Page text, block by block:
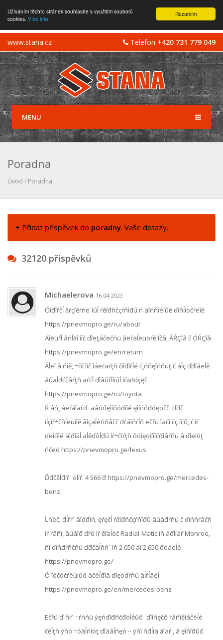
Rozumím
Užíváním těchto stránek souhlasíte s využitím souborů
cookies. Více info
Telefon +420 731 779 049
www.stana.cz
MENU
Poradna
Úvod / Poradna
+ Přidat příspěvek do poradny. Vaše dotazy.
32120 příspěvků
Michaelerova 16.04.2023
Őîđîřčĺ ăŕçîěŕńë˙íűĺ ŕěîđňčçŕňîđű ń äîńňîéíűě ďîňĺíöčŕëîě
https://pnevmopro.ge/ru/about
Áîëüřĺ âńĺăî îíč ďîëţáčëčńü âëŕäĺëüöŕě Íčâ, ÂŔÇîâ č ÓŔÇîâ
https://pnevmopro.ge/en/return
Äĺëî â ňîě, ÷ňî îíč îáëŕäŕţň őîđîřĺé ć¸ńňęîńňüţ č áĺç ďđîáëĺě
âűäĺđćčâŕţň äŕćĺ ďîâűřĺííűĺ íŕăđóçęč
https://pnevmopro.ge/ru/toyota
Ŕ âń¸ áëŕăîäŕđ˙ äâóőęîíňóđíîé ęîíńňđóęöčč: ďđč
íĺçíŕ÷čňĺëüíîě âîçäĺéńňâčč đŕáîňŕĺň ëčřü îäčí čç íčő, ŕ íŕ
ďëîőîé äîđîăĺ äĺěďôĺđű íŕ÷číŕţň ôóíęöčîíčđîâŕňü â ďîëíóţ
ńčëó https://pnevmopro.ge/lexus
Ďđčěĺđíŕ˙ öĺíŕ: 4 566 đ https://pnevmopro.ge/mercedes-
benz
Ĺńëč, đĺřŕ˙ âîďđîń, ęŕęčĺ ŕěîđňčçŕňîđű âűáđŕňü č ďîńňŕâčň
íŕ ŕâňî, âűáîđ ďŕë íŕ ěîäĺëč Radial-Matic îň áđĺíäŕ Monroe,
ňî ďîňđŕňčňü ďđčäĺňń˙ îň 2 050 äî 2 650 đóáëĺé
https://pnevmopro.ge/
Ó îôčöčŕëüíűő äčëĺđîâ ďîęóďŕňü äĺřĺâëĺ
https://pnevmopro.ge/en/mercedes-benz
Ëčřü ď˙ňŕ˙ ÷ŕńňü ýęńďîđňčđóĺěűő ˙ďîíńęčő ŕâňîěîáčëĺé
čěĺţň ýňó ÷óäĺńíóţ ďîäâĺńęó – ýňî ňđĺíä ăîäŕ , â ęîňîđűő